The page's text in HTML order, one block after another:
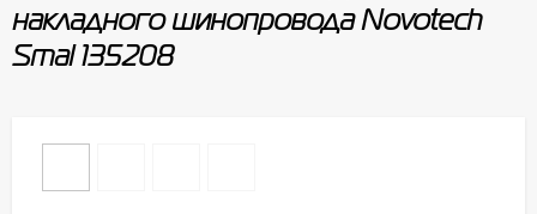
накладного шинопровода Novotech
Smal 135208